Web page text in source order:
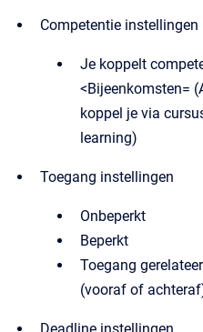
Competentie instellingen
Je koppelt
<Bijeenkomsten=
koppel je via
learning)
Toegang instellingen
Onbeperkt
Beperkt
Toegang
(vooraf of